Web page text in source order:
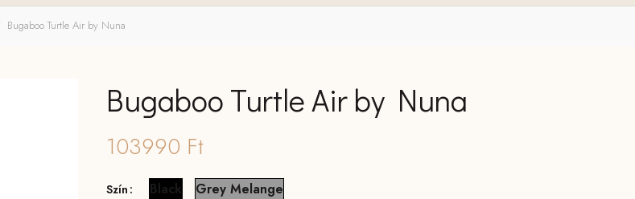
Bugaboo Turtle Air by Nuna
Bugaboo Turtle Air by Nuna
103990 Ft
Szín Black Grey Melange